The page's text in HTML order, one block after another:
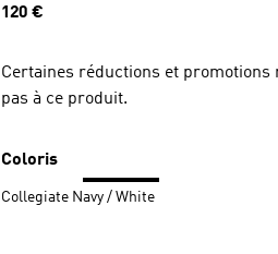
Prix
120 €
Certaines réductions et promotions
pas à ce produit.
Coloris
Collegiate Navy / White